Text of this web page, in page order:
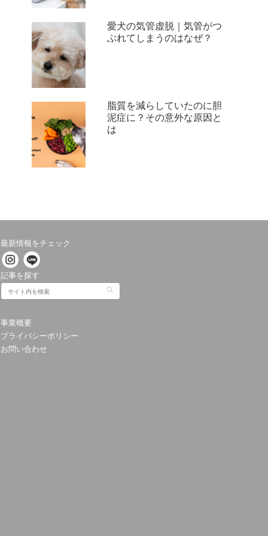
愛犬の気管虚脱｜気管がつ
ぶれてしまうのはなぜ？
脂質を減らしていたのに胆
泥症に？その意外な原因と
は
最新情報をチェック
記事を探す
事業概要
プライバシーポリシー
お問い合わせ